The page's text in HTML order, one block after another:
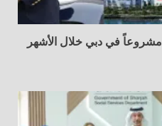
دانوب العقارية تعلن تسليم 11 مشروعاً في دبي خلال الأشهر